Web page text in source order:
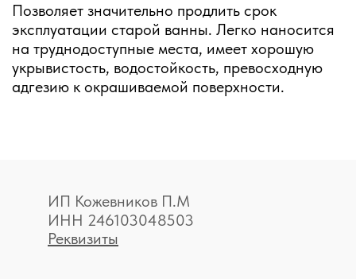
Позволяет значительно продлить срок
эксплуатации старой ванны. Легко наносится
на труднодоступные места, имеет хорошую
укрывистость, водостойкость, превосходную
адгезию к окрашиваемой поверхности.
ИП Кожевников П.М
ИНН 246103048503
Реквизиты